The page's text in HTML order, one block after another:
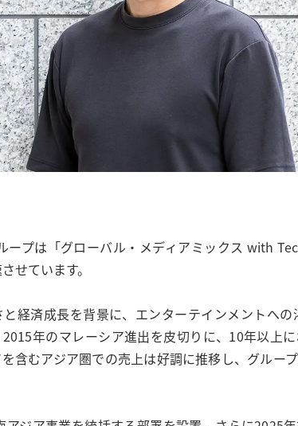
ープは「グローバル・メディアミックス with
せています。
経済成長を背景に、エンターテインメントへの
年のマレーシア進出を皮切りに、10年以上
含むアジア圏での売上は好調に推移し、グルー